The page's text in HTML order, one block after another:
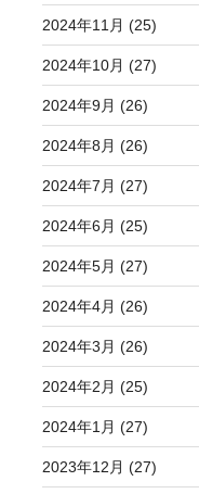
2024年11月 (25)
2024年10月 (27)
2024年9月 (26)
2024年8月 (26)
2024年7月 (27)
2024年6月 (25)
2024年5月 (27)
2024年4月 (26)
2024年3月 (26)
2024年2月 (25)
2024年1月 (27)
2023年12月 (27)